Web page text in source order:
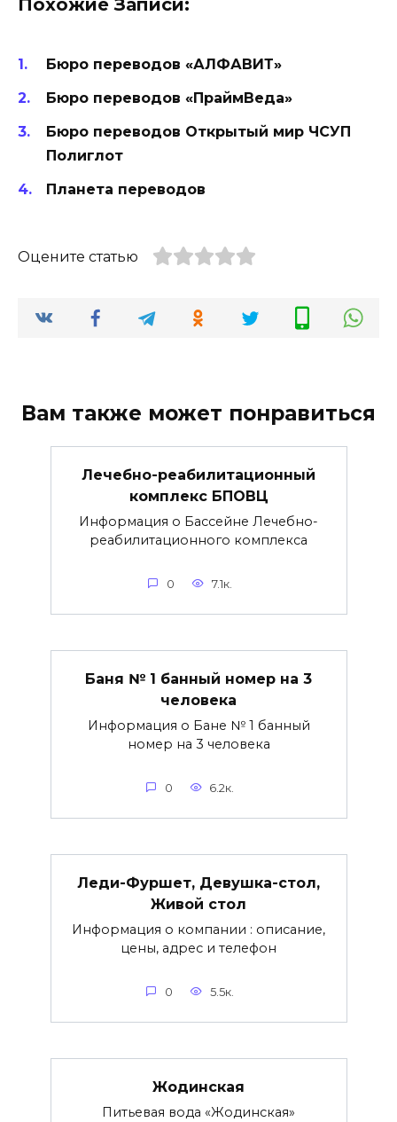
Похожие Записи:
Бюро переводов «АЛФАВИТ»
Бюро переводов «ПраймВеда»
Бюро переводов Открытый мир ЧСУП
Полиглот
Планета переводов
Оцените статью
Вам также может понравиться
Лечебно-реабилитационный
комплекс БПОВЦ
Информация о Бассейне Лечебно-
реабилитационного комплекса
0 7.1к.
Баня № 1 банный номер на 3
человека
Информация о Бане № 1 банный
номер на 3 человека
0 6.2к.
Леди-Фуршет, Девушка-стол,
Живой стол
Информация о компании : описание,
цены, адрес и телефон
0 5.5к.
Жодинская
Питьевая вода «Жодинская»